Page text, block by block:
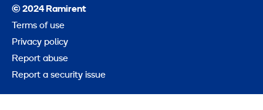
© 2024 Ramirent
Terms of use
Privacy policy
Report abuse
Report a security issue